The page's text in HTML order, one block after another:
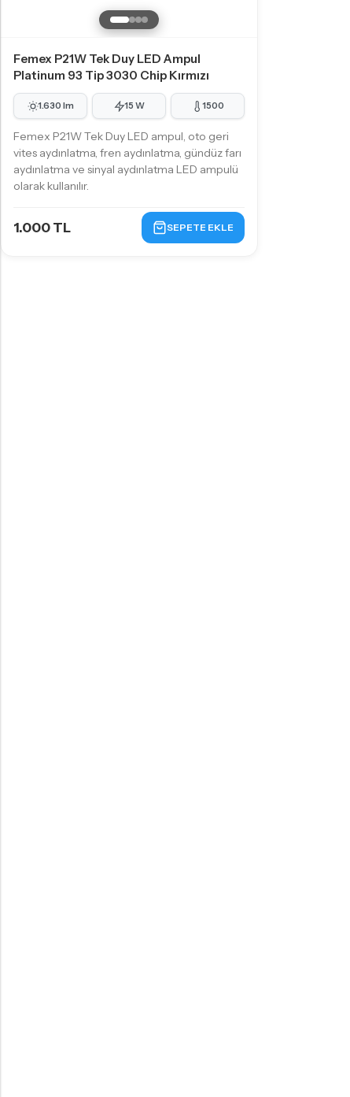
Femex P21W Tek Duy LED Ampul
Platinum 93 Tip 3030 Chip Kırmızı
1.630 lm 15 W 1500
Femex P21W Tek Duy LED ampul, oto geri
vites aydınlatma, fren aydınlatma, gündüz farı
aydınlatma ve sinyal aydınlatma LED ampulü
olarak kullanılır.
1.000 TL SEPETE EKLE
D8S LED Ampul
KÜÇÜK AMPUL TIPLERI
T10 - W5W LED Ampul
T15 - W16W LED Ampul
T20 - W21W LED Ampul
P21W - PY21W Tip LED Ampul
P21/5W - 1157 Tip LED Ampul